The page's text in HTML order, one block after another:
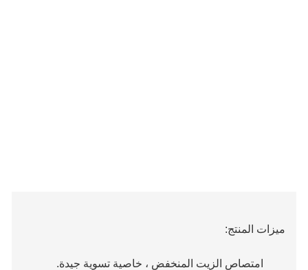
ميزات المنتج:
امتصاص الزيت المنخفض ، خاصية تسوية جيدة.